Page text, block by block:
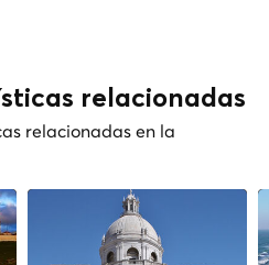
relacionadas
relacionadas en la